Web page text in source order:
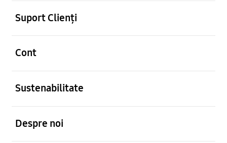
Suport Clienți
Cont
Sustenabilitate
Despre noi